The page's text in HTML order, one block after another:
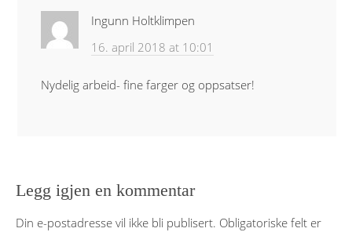
Ingunn Holtklimpen
16. april 2018 at 10:01
Nydelig arbeid- fine farger og oppsatser!
Legg igjen en kommentar
Din e-postadresse vil ikke bli publisert. Obligatoriske felt er